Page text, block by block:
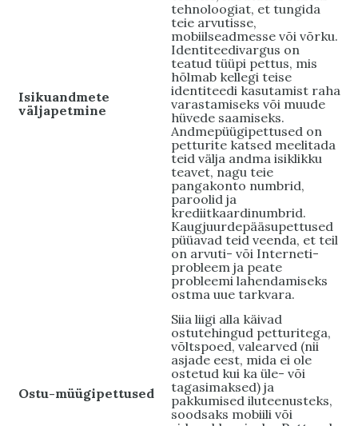
Isikuandmete
väljapetmine
tehnoloogiat, et tungida
teie arvutisse,
mobiilseadmesse või võrku.
Identiteedivargus on
teatud tüüpi pettus, mis
hõlmab kellegi teise
identiteedi kasutamist raha
varastamiseks või muude
hüvede saamiseks.
Andmepüügipettused on
petturite katsed meelitada
teid välja andma isiklikku
teavet, nagu teie
pangakonto numbrid,
paroolid ja
krediitkaardinumbrid.
Kaugjuurdepääsupettused
püüavad teid veenda, et teil
on arvuti- või Interneti-
probleem ja peate
probleemi lahendamiseks
ostma uue tarkvara.
Ostu-müügipettused
Siia liigi alla käivad
ostutehingud petturitega,
võltspoed, valearved (nii
asjade eest, mida ei ole
ostetud kui ka üle- või
tagasimaksed) ja
pakkumised iluteenusteks,
soodsaks mobiili või